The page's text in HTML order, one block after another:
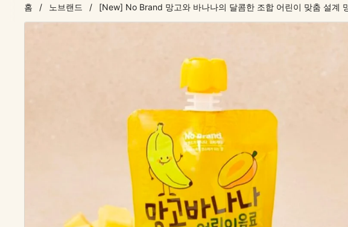
홈 / 노브랜드 / [New] No Brand 망고와 바나나의 달콤한 조합 어린이 맞춤 설계